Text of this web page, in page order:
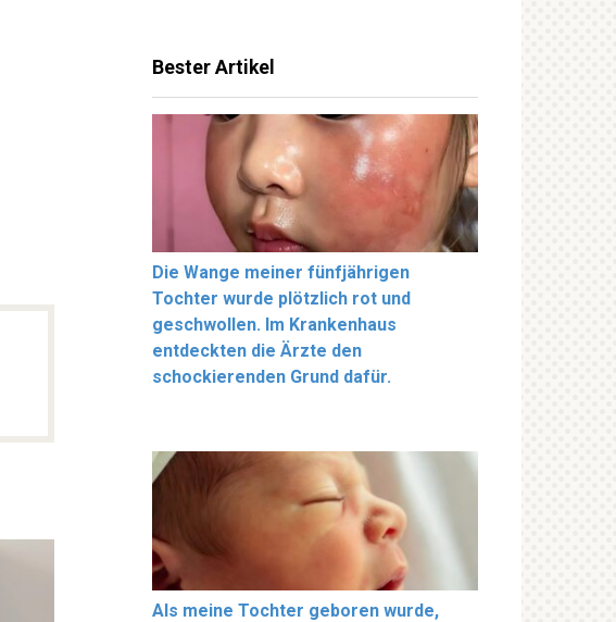
Bester Artikel
Die Wange meiner fünfjährigen
Tochter wurde plötzlich rot und
geschwollen. Im Krankenhaus
entdeckten die Ärzte den
schockierenden Grund dafür.
Als meine Tochter geboren wurde,